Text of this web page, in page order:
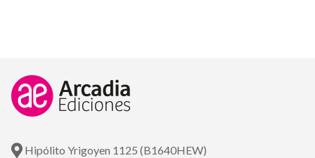
Hipólito Yrigoyen 1125 (B1640HEW)